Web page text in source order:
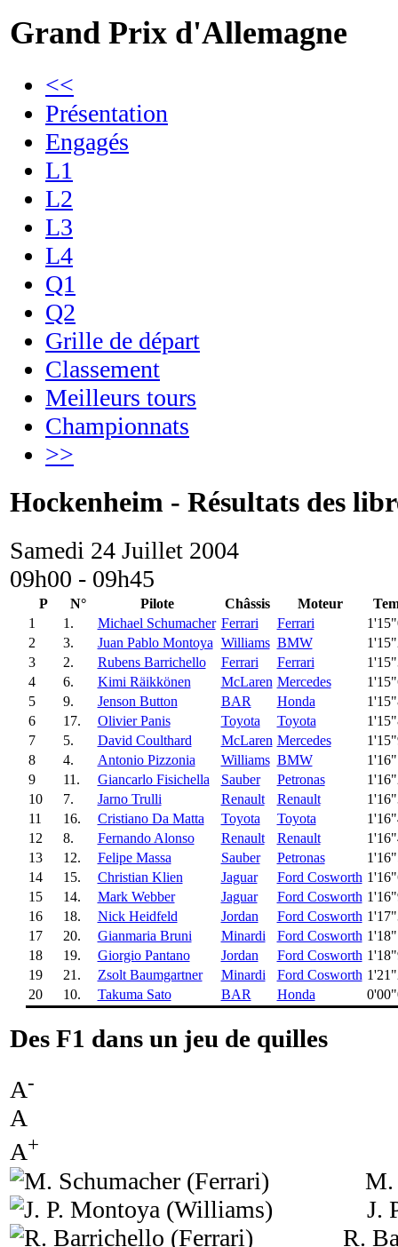
Grand Prix d'Allemagne
<<
Présentation
Engagés
L1
L2
L3
L4
Q1
Q2
Grille de départ
Classement
Meilleurs tours
Championnats
>>
Hockenheim - Résultats des
Samedi 24 Juillet 2004
09h00 - 09h45
P N° Pilote Châssis Moteur
1
1. Michael Schumacher Ferrari Ferrari
2
3. Juan Pablo Montoya Williams BMW
3
2. Rubens Barrichello Ferrari Ferrari
4
6. Kimi Räikkönen McLaren Mercedes
5
9. Jenson Button BAR Honda
6
17. Olivier Panis Toyota Toyota
7
5. David Coulthard McLaren Mercedes
8
4. Antonio Pizzonia Williams BMW
9
11. Giancarlo Fisichella Sauber Petronas
10
7. Jarno Trulli Renault Renault
11
16. Cristiano Da Matta Toyota Toyota
12
8. Fernando Alonso Renault Renault
13
12. Felipe Massa Sauber Petronas
14
15. Christian Klien Jaguar Ford Cosworth
15
14. Mark Webber Jaguar Ford Cosworth
16
18. Nick Heidfeld Jordan Ford Cosworth
17
20. Gianmaria Bruni Minardi Ford Cosworth
18
19. Giorgio Pantano Jordan Ford Cosworth
19
21. Zsolt Baumgartner Minardi Ford Cosworth
20
10. Takuma Sato BAR Honda
Des F1 dans un jeu de quilles
A-
A
A+
M.
J.
R.